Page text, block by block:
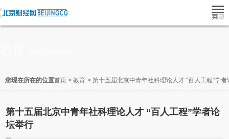
您现在所在的位置首页 > 教育 > 第十五届北京中青年社科理论人才 “百人工程”学者
第十五届北京中青年社科理论人才 “百人工程”学者论
坛举行